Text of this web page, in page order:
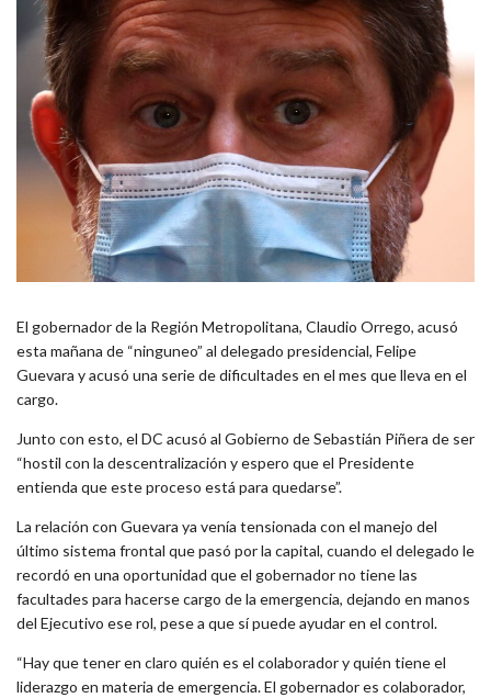
El gobernador de la Región Metropolitana, Claudio Orrego, acusó
esta mañana de “ninguneo” al delegado presidencial, Felipe
Guevara y acusó una serie de dificultades en el mes que lleva en el
cargo.
Junto con esto, el DC acusó al Gobierno de Sebastián Piñera de ser
“hostil con la descentralización y espero que el Presidente
entienda que este proceso está para quedarse”.
La relación con Guevara ya venía tensionada con el manejo del
último sistema frontal que pasó por la capital, cuando el delegado le
recordó en una oportunidad que el gobernador no tiene las
facultades para hacerse cargo de la emergencia, dejando en manos
del Ejecutivo ese rol, pese a que sí puede ayudar en el control.
“Hay que tener en claro quién es el colaborador y quién tiene el
liderazgo en materia de emergencia. El gobernador es colaborador,